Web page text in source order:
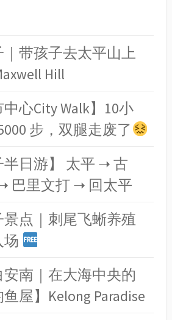
｜带孩子去太平山上
Hill
中心City Walk】10小
步，双腿走废了
半日游】 太平 ➝ 古
巴里文打 ➝ 回太平
景点｜刺尾飞蜥养殖
场
安南｜在大海中央的
屋】Kelong Paradise